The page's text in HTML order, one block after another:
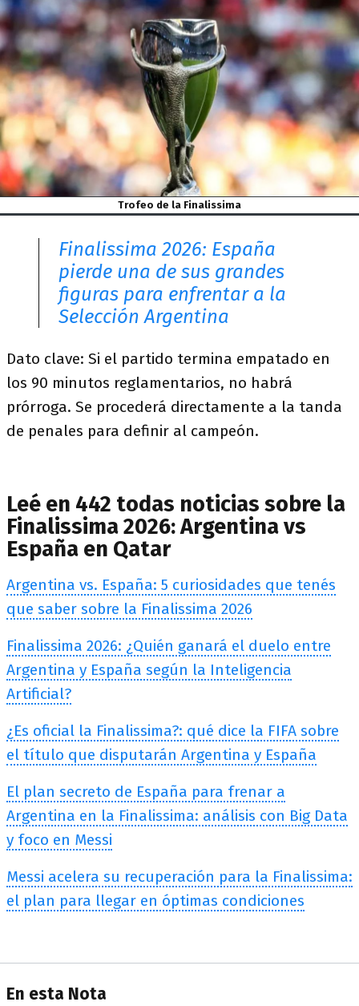
Trofeo de la Finalissima
Finalissima 2026: España
pierde una de sus grandes
figuras para enfrentar a la
Selección Argentina
Dato clave: Si el partido termina empatado en
los 90 minutos reglamentarios, no habrá
prórroga. Se procederá directamente a la tanda
de penales para definir al campeón.
Leé en 442 todas noticias sobre la
Finalissima 2026: Argentina vs
España en Qatar
Argentina vs. España: 5 curiosidades que tenés
que saber sobre la Finalissima 2026
Finalissima 2026: ¿Quién ganará el duelo entre
Argentina y España según la Inteligencia
Artificial?
¿Es oficial la Finalissima?: qué dice la FIFA sobre
el título que disputarán Argentina y España
El plan secreto de España para frenar a
Argentina en la Finalissima: análisis con Big Data
y foco en Messi
Messi acelera su recuperación para la Finalissima:
el plan para llegar en óptimas condiciones
En esta Nota